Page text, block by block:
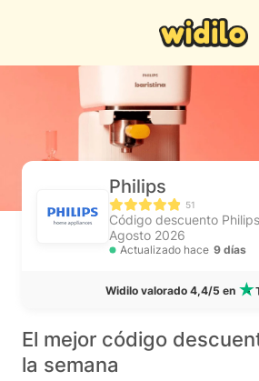
Philips
51
Código descuento
Agosto 2026
Actualizado hace 9 días
Widilo valorado 4,4/5 en
El mejor código
la semana